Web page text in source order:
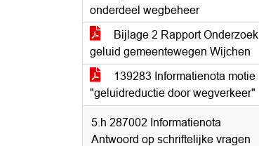
onderdeel wegbeheer
Bijlage 2 Rapport Onderzoek
geluid gemeentewegen Wijchen
139283 Informatienota motie
"geluidreductie door wegverkeer"
5.h 287002 Informatienota
Antwoord op schriftelijke vragen